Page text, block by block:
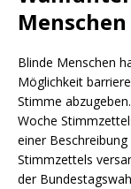
Menschen
Blinde Menschen
Möglichkeit
Stimme
Woche
einer
Stimmzettels
der